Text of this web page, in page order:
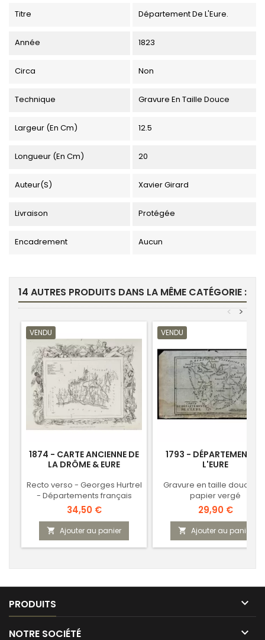
Titre Département De L'Eure.
Année 1823
Circa Non
Technique Gravure En Taille Douce
Largeur (en Cm) 12.5
Longueur (en Cm) 20
Auteur(s) Xavier Girard
Livraison Protégée
Encadrement Aucun
14 AUTRES PRODUITS DANS LA MÊME CATÉGORIE :
>
<
VENDU
1874 - CARTE ANCIENNE DE
LA DRÔME & EURE
Recto verso - Georges Hurtrel
- Départements français
Prix
34,50 €
 Ajouter au panier
VENDU
1793 - DÉPARTEMENT DE
L'EURE
Gravure en taille douce
papier vergé
Prix
29,90 €
 Ajouter au panier
PRODUITS 
NOTRE SOCIÉTÉ 